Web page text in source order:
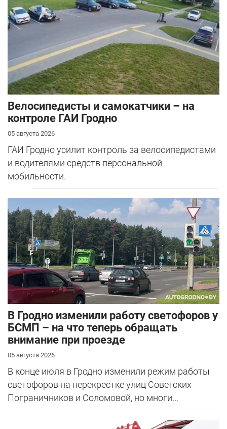
Велосипедисты и самокатчики – на
контроле ГАИ Гродно
05 августа 2026
ГАИ Гродно усилит контроль за велосипедистами
и водителями средств персональной
мобильности.
В Гродно изменили работу светофоров у
БСМП – на что теперь обращать
внимание при проезде
05 августа 2026
В конце июля в Гродно изменили режим работы
светофоров на перекрестке улиц Советских
Пограничников и Соломовой, но многи...